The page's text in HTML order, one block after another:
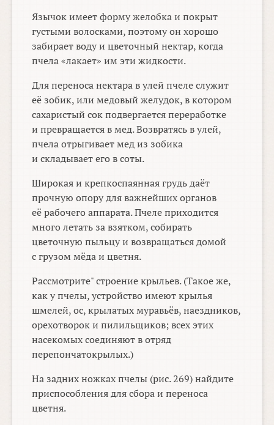
Язычок имеет форму желобка и покрыт
густыми волосками, поэтому он хорошо
забирает воду и цветочный нектар, когда
пчела «лакает» им эти жидкости.
Для переноса нектара в улей пчеле служит
её зобик, или медовый желудок, в котором
сахаристый сок подвергается переработке
и превращается в мед. Возвратясь в улей,
пчела отрыгивает мед из зобика
и складывает его в соты.
Широкая и крепкоспаянная грудь даёт
прочную опору для важнейших органов
её рабочего аппарата. Пчеле приходится
много летать за взятком, собирать
цветочную пыльцу и возвращаться домой
с грузом мёда и цветня.
Рассмотрите" строение крыльев. (Такое же,
как у пчелы, устройство имеют крылья
шмелей, ос, крылатых муравьёв, наездников,
орехотворок и пилильщиков; всех этих
насекомых соединяют в отряд
перепончатокрылых.)
На задних ножках пчелы (рис. 269) найдите
приспособления для сбора и переноса
цветня.